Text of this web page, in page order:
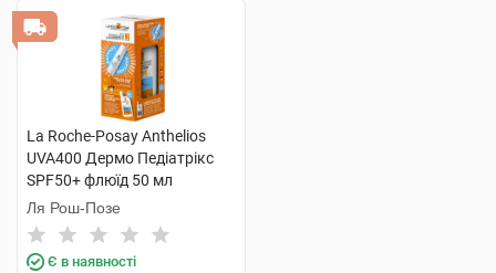
La Roche-Posay Anthelios
UVA400 Дермо Педіатрікс
SPF50+ флюїд 50 мл
+Термальна вода 50 мл 1
набір
Ля Рош-Позе
Є в наявності